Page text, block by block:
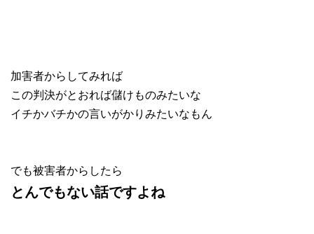
加害者からしてみれば
この判決がとおれば儲けものみたいな
イチかバチかの言いがかりみたいなもん
でも被害者からしたら
とんでもない話ですよね